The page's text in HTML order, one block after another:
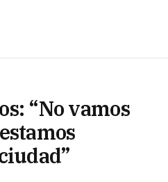
“No vamos